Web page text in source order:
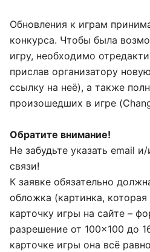
Обновления к играм
конкурса. Чтобы была
игру, необходимо
прислав организатору
ссылку на неё), а также
произошедших в игре
Обратите внимание!
Не забудьте указать email
связи!
К заявке обязательно
обложка (картинка, которая
карточку игры на сайте –
разрешение от 100×100 до
карточке игры она всё